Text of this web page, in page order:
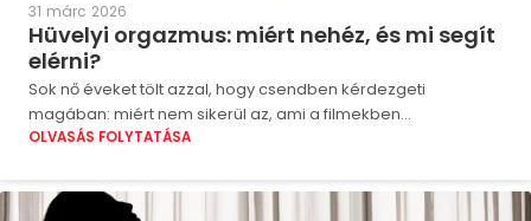
31 márc 2026
Hüvelyi orgazmus: miért nehéz, és mi segít
elérni?
Sok nő éveket tölt azzal, hogy csendben kérdezgeti
magában: miért nem sikerül az, ami a filmekben...
OLVASÁS FOLYTATÁSA